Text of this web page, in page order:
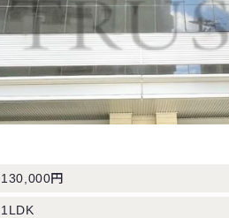
130,000円
1LDK